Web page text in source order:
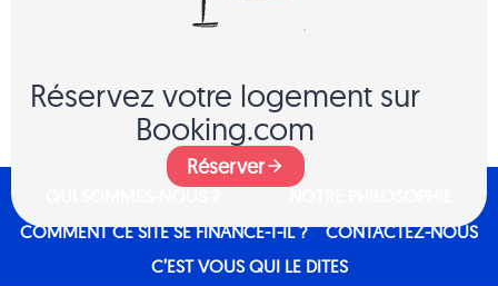
Réservez votre logement sur
Booking.com
Réserver
COMMENT CE SITE SE FINANCE-T-IL ?
CONTACTEZ-NOUS
C’EST VOUS QUI LE DITES